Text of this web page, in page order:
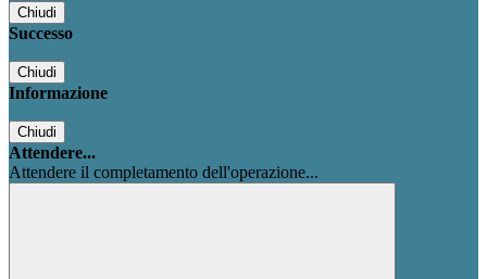
Chiudi
Successo
Chiudi
Informazione
Chiudi
Attendere...
Attendere il completamento dell'operazione...